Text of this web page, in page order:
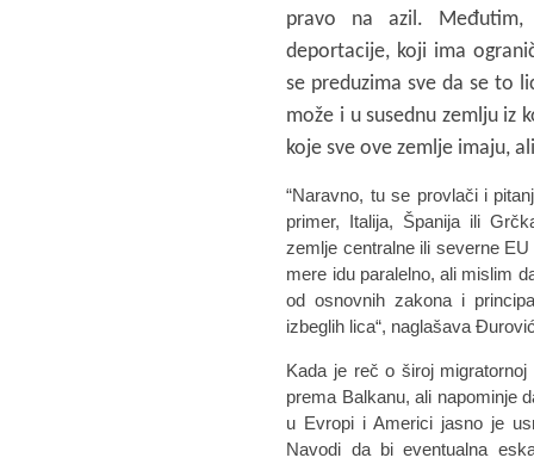
pravo na azil.
deportacije, koji ima
se preduzima sve da se to
može i u susednu zemlju iz
koje sve ove zemlje imaju,
“Naravno, tu se provlači i
primer, Italija, Španija ili
zemlje centralne ili severne
mere idu paralelno, ali mislim
od osnovnih zakona i
izbeglih lica“, naglašava
Kada je reč o široj
prema Balkanu, ali napominje
u Evropi i Americi jasno je
Navodi da bi eventualna